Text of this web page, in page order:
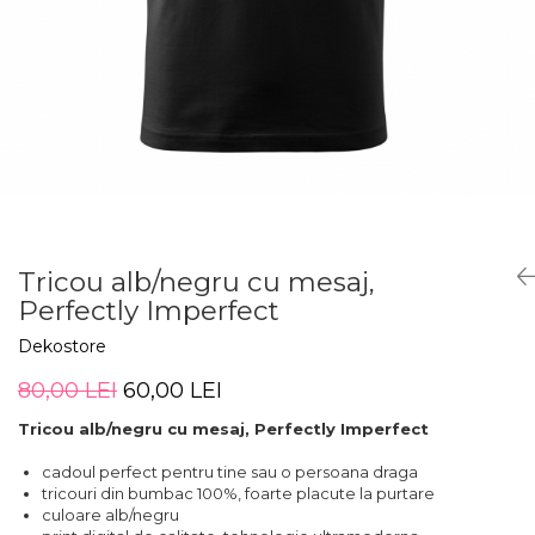
Tricou personalizat cu imaginea
sau textul tau
Tricouri familie
Tricouri mamici
Tricouri tatici
Tricouri pescari
Tricouri gameri
Tablouri PVC copii
Tricou alb/negru cu mesaj,
Perfectly Imperfect
Dekostore
80,00 LEI 60,00 LEI
Tricou alb/negru cu mesaj, Perfectly Imperfect
cadoul perfect pentru tine sau o persoana draga
tricouri din bumbac 100%, foarte placute la purtare
culoare alb/negru